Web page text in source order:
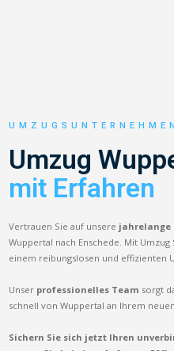
Umzug
mit Erfahren
Vertrauen Sie auf unsere jahrelange
Wuppertal nach Enschede. Mit
einem reibungslosen und effizienten
Unser professionelles Team sorgt
schnell von Wuppertal an Ihrem
Sichern Sie sich jetzt Ihren